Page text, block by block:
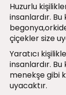
Huzurlu
insanlardır.
çiçekler size
Yaratıcı
insanlardır.
menekşe gibi
uyacaktır.